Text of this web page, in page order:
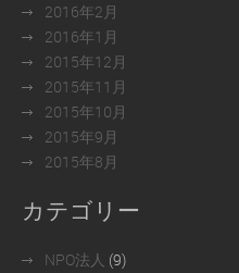
2016年2月
2016年1月
2015年12月
2015年11月
2015年10月
2015年9月
2015年8月
カテゴリー
NPO法人 (9)